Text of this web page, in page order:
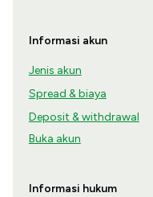
Informasi akun
Jenis akun
Spread & biaya
Deposit & withdrawal
Buka akun
Informasi hukum